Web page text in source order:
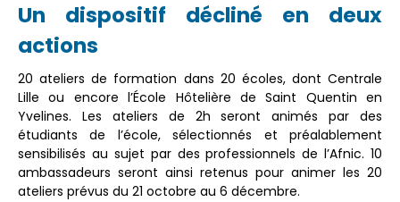
Un dispositif décliné en deux
actions
20 ateliers de formation dans 20 écoles, dont Centrale
Lille ou encore l’École Hôtelière de Saint Quentin en
Yvelines. Les ateliers de 2h seront animés par des
étudiants de l’école, sélectionnés et préalablement
sensibilisés au sujet par des professionnels de l’Afnic. 10
ambassadeurs seront ainsi retenus pour animer les 20
ateliers prévus du 21 octobre au 6 décembre.